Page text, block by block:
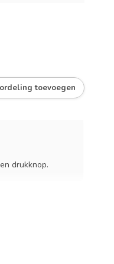
toevoegen
drukknop.